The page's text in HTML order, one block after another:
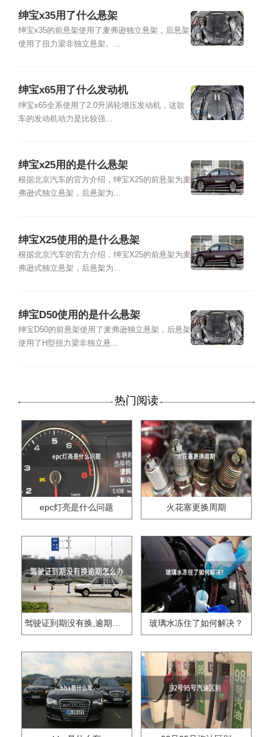
绅宝x35用了什么悬架
绅宝x35的前悬架使用了麦弗逊独立悬架，后悬架
使用了扭力梁非独立悬架。...
绅宝x65用了什么发动机
绅宝x65全系使用了2.0升涡轮增压发动机，这款
车的发动机动力是比较强...
绅宝x25用的是什么悬架
根据北京汽车的官方介绍，绅宝X25的前悬架为麦
弗逊式独立悬架，后悬架为...
绅宝X25使用的是什么悬架
根据北京汽车的官方介绍，绅宝X25的前悬架为麦
弗逊式独立悬架，后悬架为...
绅宝D50使用的是什么悬架
绅宝D50的前悬架使用了麦弗逊独立悬架，后悬架
使用了H型扭力梁非独立悬...
热门阅读
epc灯亮是什么问题 火花塞更换周期
驾驶证到期没有换,逾期怎么办?? 玻璃水冻住了如何解决？